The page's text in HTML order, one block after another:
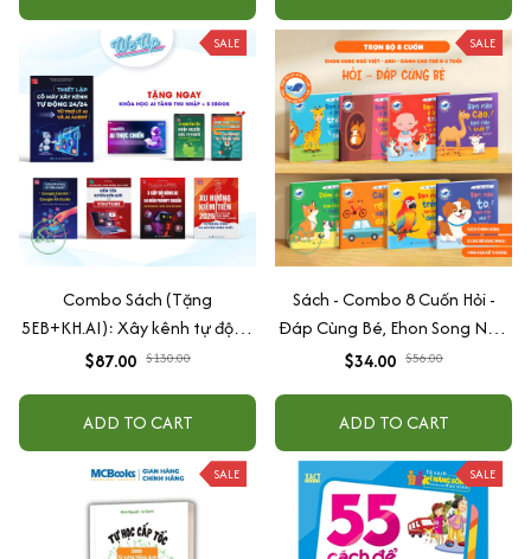
ADD TO CART ADD TO CART
Combo Sách (Tặng
5EB+KH.AI): Xây kênh tự động
cấp độ AI + Kiếm tiền Youtube
$87.00 $130.00
ADD TO CART
Sách - Combo 8 Cuốn Hỏi -
Đáp Cùng Bé, Ehon Song Ngữ
-3 Tuổi
$34.00 $56.00
ADD TO CART
SALE